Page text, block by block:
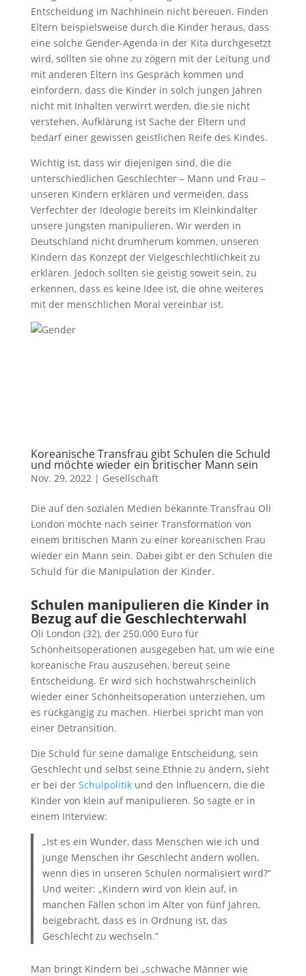
Entscheidung im Nachhinein nicht bereuen. Finden
Eltern beispielsweise durch die Kinder heraus, dass
eine solche Gender-Agenda in der Kita durchgesetzt
wird, sollten sie ohne zu zögern mit der Leitung und
mit anderen Eltern ins Gespräch kommen und
einfordern, dass die Kinder in solch jungen Jahren
nicht mit Inhalten verwirrt werden, die sie nicht
verstehen. Aufklärung ist Sache der Eltern und
bedarf einer gewissen geistlichen Reife des Kindes.
Wichtig ist, dass wir diejenigen sind, die die
unterschiedlichen Geschlechter – Mann und Frau –
unseren Kindern erklären und vermeiden, dass
Verfechter der Ideologie bereits im Kleinkindalter
unsere Jüngsten manipulieren. Wir werden in
Deutschland nicht drumherum kommen, unseren
Kindern das Konzept der Vielgeschlechtlichkeit zu
erklären. Jedoch sollten sie geistig soweit sein, zu
erkennen, dass es keine Idee ist, die ohne weiteres
mit der menschlichen Moral vereinbar ist.
Koreanische Transfrau gibt Schulen die Schuld
und möchte wieder ein britischer Mann sein
Nov. 29, 2022| Gesellschaft
Die auf den sozialen Medien bekannte Transfrau Oli
London möchte nach seiner Transformation von
einem britischen Mann zu einer koreanischen Frau
wieder ein Mann sein. Dabei gibt er den Schulen die
Schuld für die Manipulation der Kinder.
Schulen manipulieren die Kinder in
Bezug auf die Geschlechterwahl
Oli London (32), der 250.000 Euro für
Schönheitsoperationen ausgegeben hat, um wie eine
koreanische Frau auszusehen, bereut seine
Entscheidung. Er wird sich höchstwahrscheinlich
wieder einer Schönheitsoperation unterziehen, um
es rückgängig zu machen. Hierbei spricht man von
einer Detransition.
Die Schuld für seine damalige Entscheidung, sein
Geschlecht und selbst seine Ethnie zu ändern, sieht
er bei der Schulpolitik und den Influencern, die die
Kinder von klein auf manipulieren. So sagte er in
einem Interview:
„Ist es ein Wunder, dass Menschen wie ich und
junge Menschen ihr Geschlecht ändern wollen,
wenn dies in unseren Schulen normalisiert wird?“
Und weiter: „Kindern wird von klein auf, in
manchen Fällen schon im Alter von fünf Jahren,
beigebracht, dass es in Ordnung ist, das
Geschlecht zu wechseln.“
Man bringt Kindern bei „schwache Männer wie